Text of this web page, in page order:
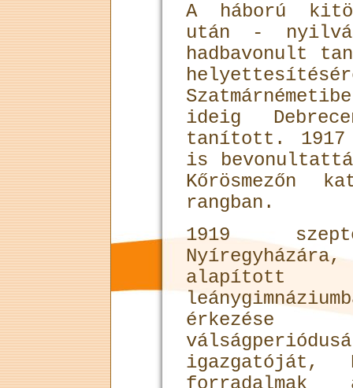
A háború
után -
hadbavonult
ideig
tanított. 1917
is
Kőrösmezőn
rangban.
1919
alapított
igazgatóját,
forradalmak